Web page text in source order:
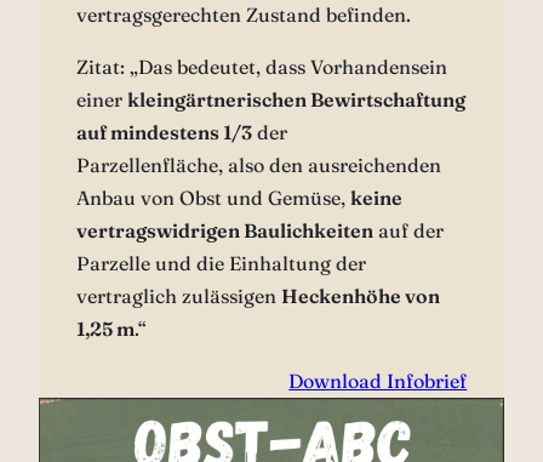
vertragsgerechten Zustand befinden.
Zitat: „Das bedeutet, dass Vorhandensein
einer kleingärtnerischen Bewirtschaftung
auf mindestens 1/3der
Parzellenfläche, also den ausreichenden
Anbau von Obst und Gemüse, keine
vertragswidrigen Baulichkeiten auf der
Parzelle und die Einhaltung der
vertraglich zulässigen Heckenhöhe von
1,25 m.“
Download Infobrief